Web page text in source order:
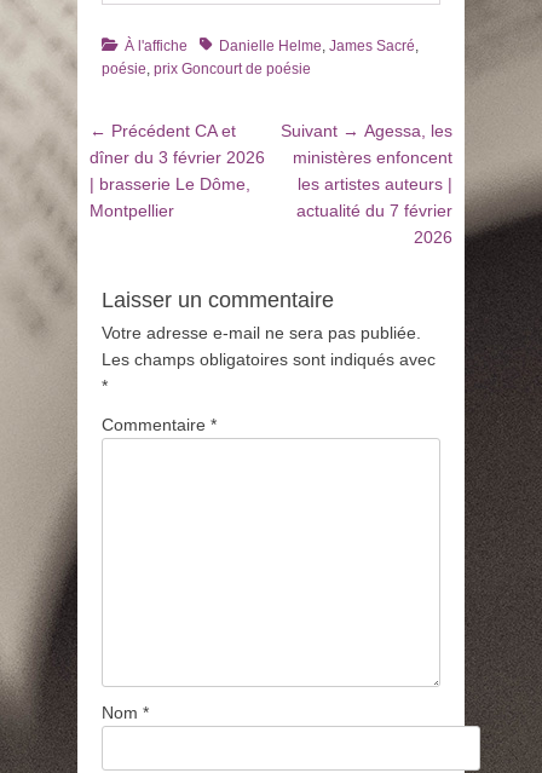
Catégories
À l'affiche TagsDanielle Helme James Sacré
poésie prix Goncourt de poésie
Navigation
de
l’article
← Précédent Article
précédent
:
CA et
dîner du 3 février 2026
| brasserie Le Dôme,
Montpellier
Suivant → Article
suivant
:
Agessa, les
ministères enfoncent
les artistes auteurs |
actualité du 7 février
2026
Laisser un commentaire
Votre adresse e-mail ne sera pas publiée.
Les champs obligatoires sont indiqués avec
*
Commentaire *
Nom *